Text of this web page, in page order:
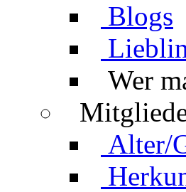
Blogs
Wer
Alter/